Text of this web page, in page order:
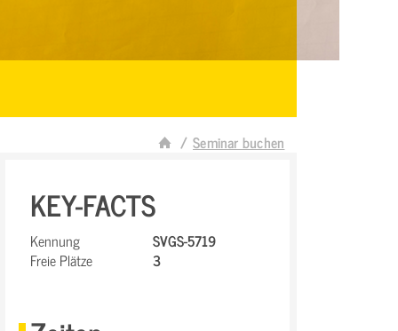
Seminar buchen
KEY-FACTS
Kennung
SVGS-5719
Freie Plätze
3